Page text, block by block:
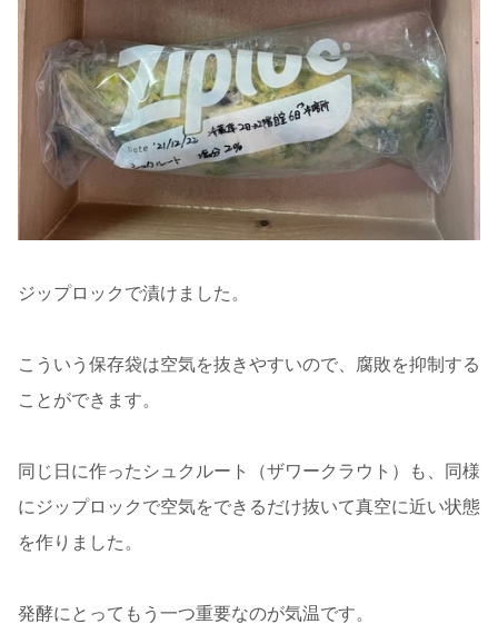
ジップロックで漬けました。
こういう保存袋は空気を抜きやすいので、腐敗を抑制する
ことができます。
同じ日に作ったシュクルート（ザワークラウト）も、同様
にジップロックで空気をできるだけ抜いて真空に近い状態
を作りました。
発酵にとってもう一つ重要なのが気温です。